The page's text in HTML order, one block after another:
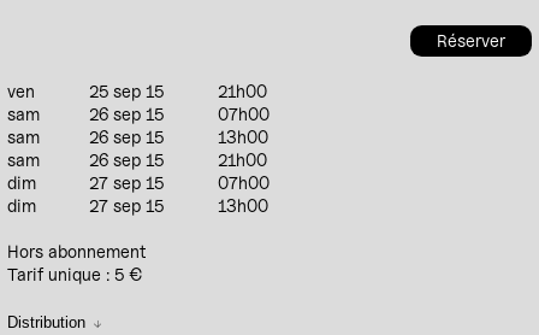
Réserver
ven 25 sep 15
21h00
sam
26 sep 15
07h00
sam
26 sep 15
13h00
sam
26 sep 15
21h00
dim
27 sep 15
07h00
dim
27 sep 15 13h00
Hors abonnement
Tarif unique : 5 €
Distribution